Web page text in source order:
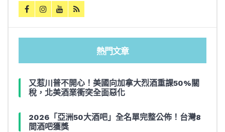
熱門文章
又惹川普不開心！美國向加拿大烈酒重課50%關
稅，北美酒業衝突全面惡化
2026「亞洲50大酒吧」全名單完整公佈！台灣8
間酒吧獲獎